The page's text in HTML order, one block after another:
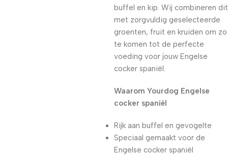
buffel en kip. Wij combineren dit
met zorgvuldig geselecteerde
groenten, fruit en kruiden om zo
te komen tot de perfecte
voeding voor jouw Engelse
cocker spaniël.
Waarom Yourdog Engelse
cocker spaniël
Rijk aan buffel en gevogelte
Speciaal gemaakt voor de
Engelse cocker spaniël